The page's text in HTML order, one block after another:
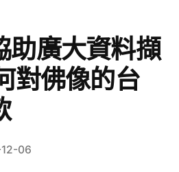
助廣大資料擷
對佛像的台
06